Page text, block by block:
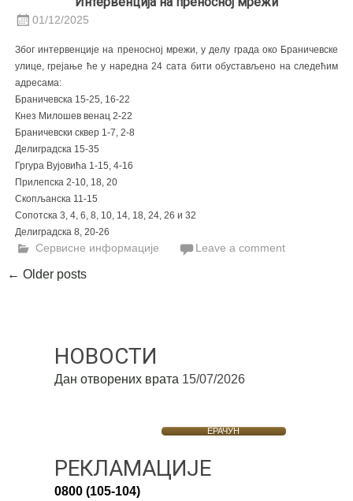
01/12/2025
Због интервенције на преносној мрежи, у делу града око Браничевске
улице, грејање ће у наредна 24 сата бити обустављено на следећим
адресама:
Браничевска 15-25, 16-22
Кнез Милошев венац 2-22
Браничевски сквер 1-7, 2-8
Делиградска 15-35
Гргура Вујовића 1-15, 4-16
Прилепска 2-10, 18, 20
Скопљанска 11-15
Сопотска 3, 4, 6, 8, 10, 14, 18, 24, 26 и 32
Делиградска 8, 20-26
Сервисне информације Leave a comment
Posts
← Older posts
НОВОСТИ
Дан отворених врата 15/07/2026
ЕРАЧУН
РЕКЛАМАЦИЈЕ
0800 (105-104)